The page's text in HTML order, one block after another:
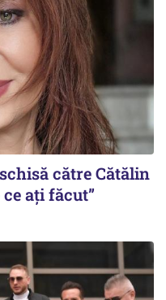
către Cătălin
ați făcut”